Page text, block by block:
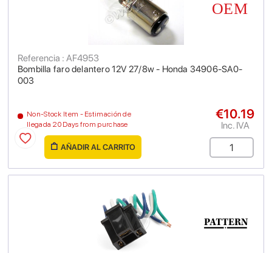
Bombilla faro delantero 12V 27/8w - Honda 34906-SA0-
003
Referencia : AF4953
Non-Stock Item - Estimación de
llegada 20 Days from purchase
€10.19
Inc. IVA
AÑADIR AL CARRITO